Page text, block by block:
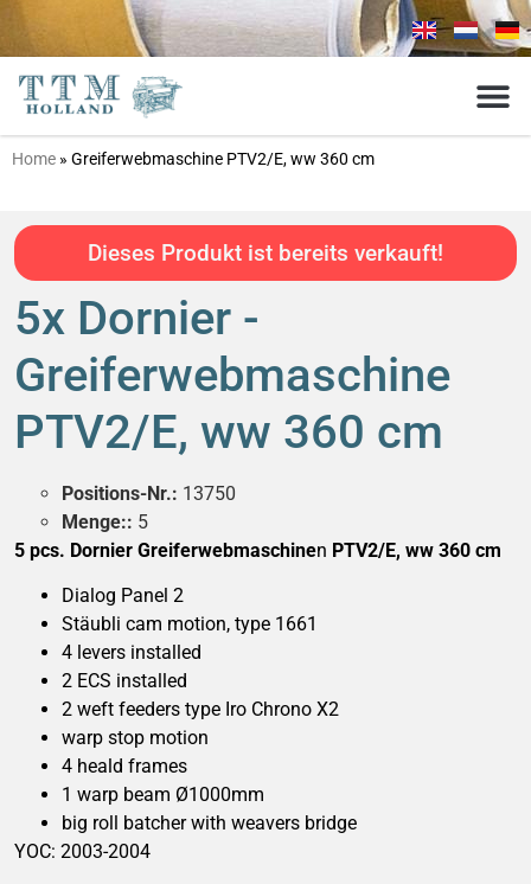
Home » Greiferwebmaschine PTV2/E, ww 360 cm
Dieses Produkt ist bereits verkauft!
5x Dornier -
Greiferwebmaschine
PTV2/E, ww 360 cm
Positions-Nr.: 13750
Menge:: 5
5 pcs. Dornier Greiferwebmaschinen PTV2/E, ww 360 cm
Dialog Panel 2
Stäubli cam motion, type 1661
4 levers installed
2 ECS installed
2 weft feeders type Iro Chrono X2
warp stop motion
4 heald frames
1 warp beam Ø1000mm
big roll batcher with weavers bridge
YOC: 2003-2004